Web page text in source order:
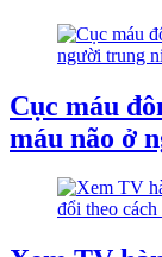
Cục máu
máu não ở